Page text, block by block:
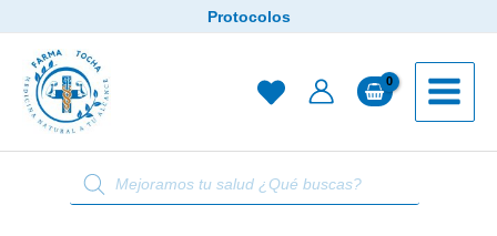
contenido
Protocolos
de
productos